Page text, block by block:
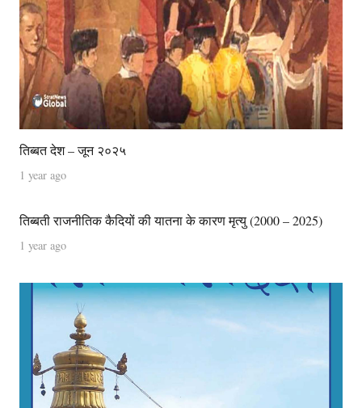
तिब्बत देश – जून २०२५
1 year ago
तिब्बती राजनीतिक कैदियों की यातना के कारण मृत्यु (2000 – 2025)
1 year ago